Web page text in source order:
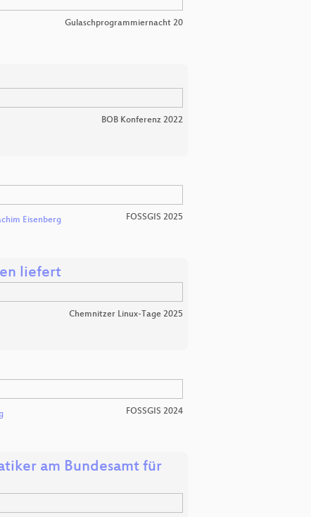
Gulaschprogrammiernacht 20
BOB Konferenz 2022
Eisenberg FOSSGIS 2025
liefert
Chemnitzer Linux-Tage 2025
FOSSGIS 2024
am Bundesamt für